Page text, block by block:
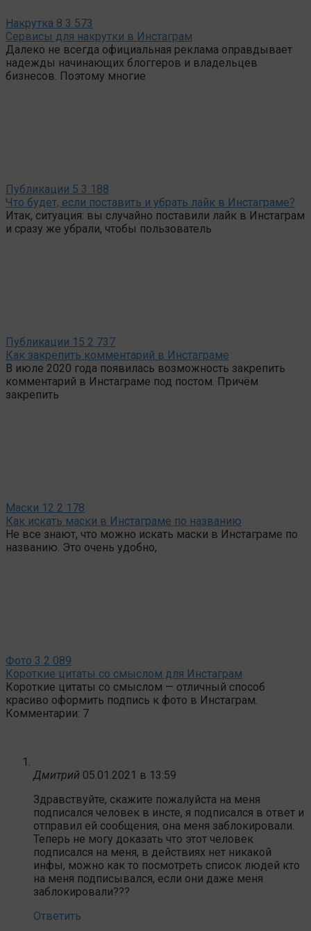
Накрутка 8 3 573
Сервисы для накрутки в Инстаграм
Далеко не всегда официальная реклама оправдывает
надежды начинающих блоггеров и владельцев
бизнесов. Поэтому многие
Публикации 5 3 188
Что будет, если поставить и убрать лайк в Инстаграме?
Итак, ситуация: вы случайно поставили лайк в Инстаграм
и сразу же убрали, чтобы пользователь
Публикации 15 2 737
Как закрепить комментарий в Инстаграме
В июле 2020 года появилась возможность закрепить
комментарий в Инстаграме под постом. Причём
закрепить
Маски 12 2 178
Как искать маски в Инстаграме по названию
Не все знают, что можно искать маски в Инстаграме по
названию. Это очень удобно,
Фото 3 2 089
Короткие цитаты со смыслом для Инстаграм
Короткие цитаты со смыслом — отличный способ
красиво оформить подпись к фото в Инстаграм.
Комментарии: 7
Дмитрий 05.01.2021 в 13:59
Здравствуйте, скажите пожалуйста на меня
подписался человек в инсте, я подписался в ответ и
отправил ей сообщения, она меня заблокировали.
Теперь не могу доказать что этот человек
подписался на меня, в действиях нет никакой
инфы, можно как то посмотреть список людей кто
на меня подписывался, если они даже меня
заблокировали???
Ответить